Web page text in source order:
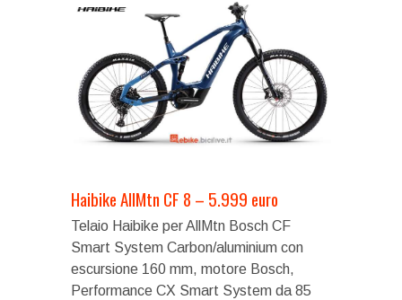
Haibike AllMtn CF 8 – 5.999 euro
Telaio Haibike per AllMtn Bosch CF
Smart System Carbon/aluminium con
escursione 160 mm, motore Bosch,
Performance CX Smart System da 85